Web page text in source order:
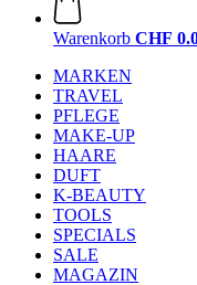
Warenkorb CHF
MARKEN
TRAVEL
PFLEGE
MAKE-UP
HAARE
DUFT
K-BEAUTY
TOOLS
SPECIALS
SALE
MAGAZIN